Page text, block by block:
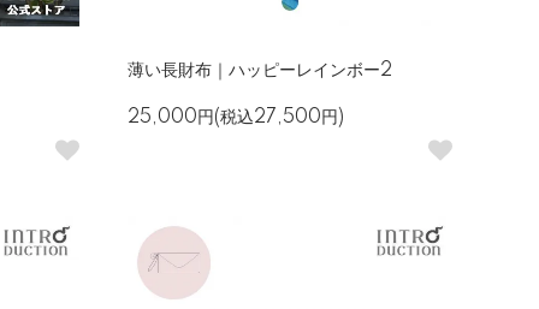
薄い長財布｜ハッピーレインボー2
25,000円(税込27,500円)